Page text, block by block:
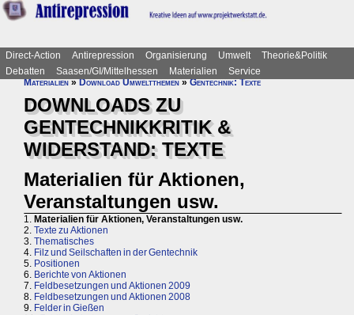
Direct-Action Antirepression Organisierung Umwelt
Theorie&Politik
Debatten
Saasen/GI/Mittelhessen Materialien
Service
Materialien»Download Umweltthemen»Gentechnik: Texte
DOWNLOADS ZU
GENTECHNIKKRITIK &
WIDERSTAND: TEXTE
Materialien für Aktionen,
Veranstaltungen usw.
1. Materialien für Aktionen, Veranstaltungen usw.
2. Texte zu Aktionen
3. Thematisches
4. Filz und Seilschaften in der Gentechnik
5. Positionen
6. Berichte von Aktionen
7. Feldbesetzungen und Aktionen 2009
8. Feldbesetzungen und Aktionen 2008
9. Felder in Gießen